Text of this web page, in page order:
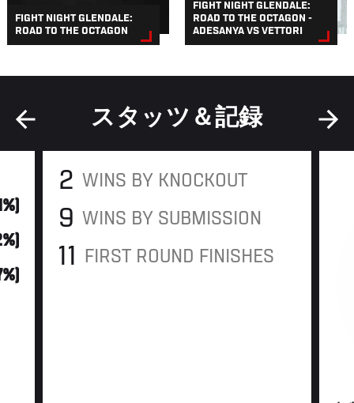
FIGHT NIGHT GLENDALE:
ROAD TO THE OCTAGON
FIGHT NIGHT GLENDALE:
ROAD TO THE OCTAGON -
ADESANYA VS VETTORI
スタッツ＆記録
2 WINS BY KNOCKOUT
9 WINS BY SUBMISSION
11 FIRST ROUND FINISHES